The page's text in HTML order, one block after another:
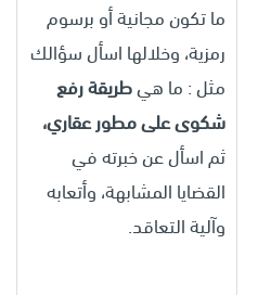
ما تكون مجانية أو برسوم
رمزية، وخلالها اسأل سؤالك
مثل : ما هيطريقة رفع
شكوى على مطور عقاري،
ثم اسأل عن خبرته في
القضايا المشابهة، وأتعابه
وآلية التعاقد.